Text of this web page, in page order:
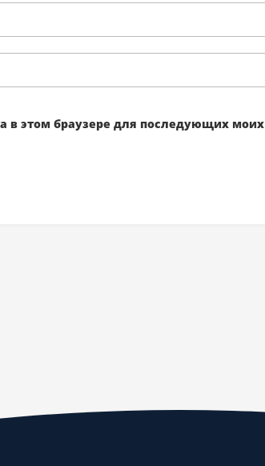
в этом браузере для последующих моих